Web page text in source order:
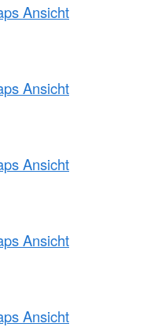
Ansicht
Ansicht
Ansicht
Ansicht
Ansicht